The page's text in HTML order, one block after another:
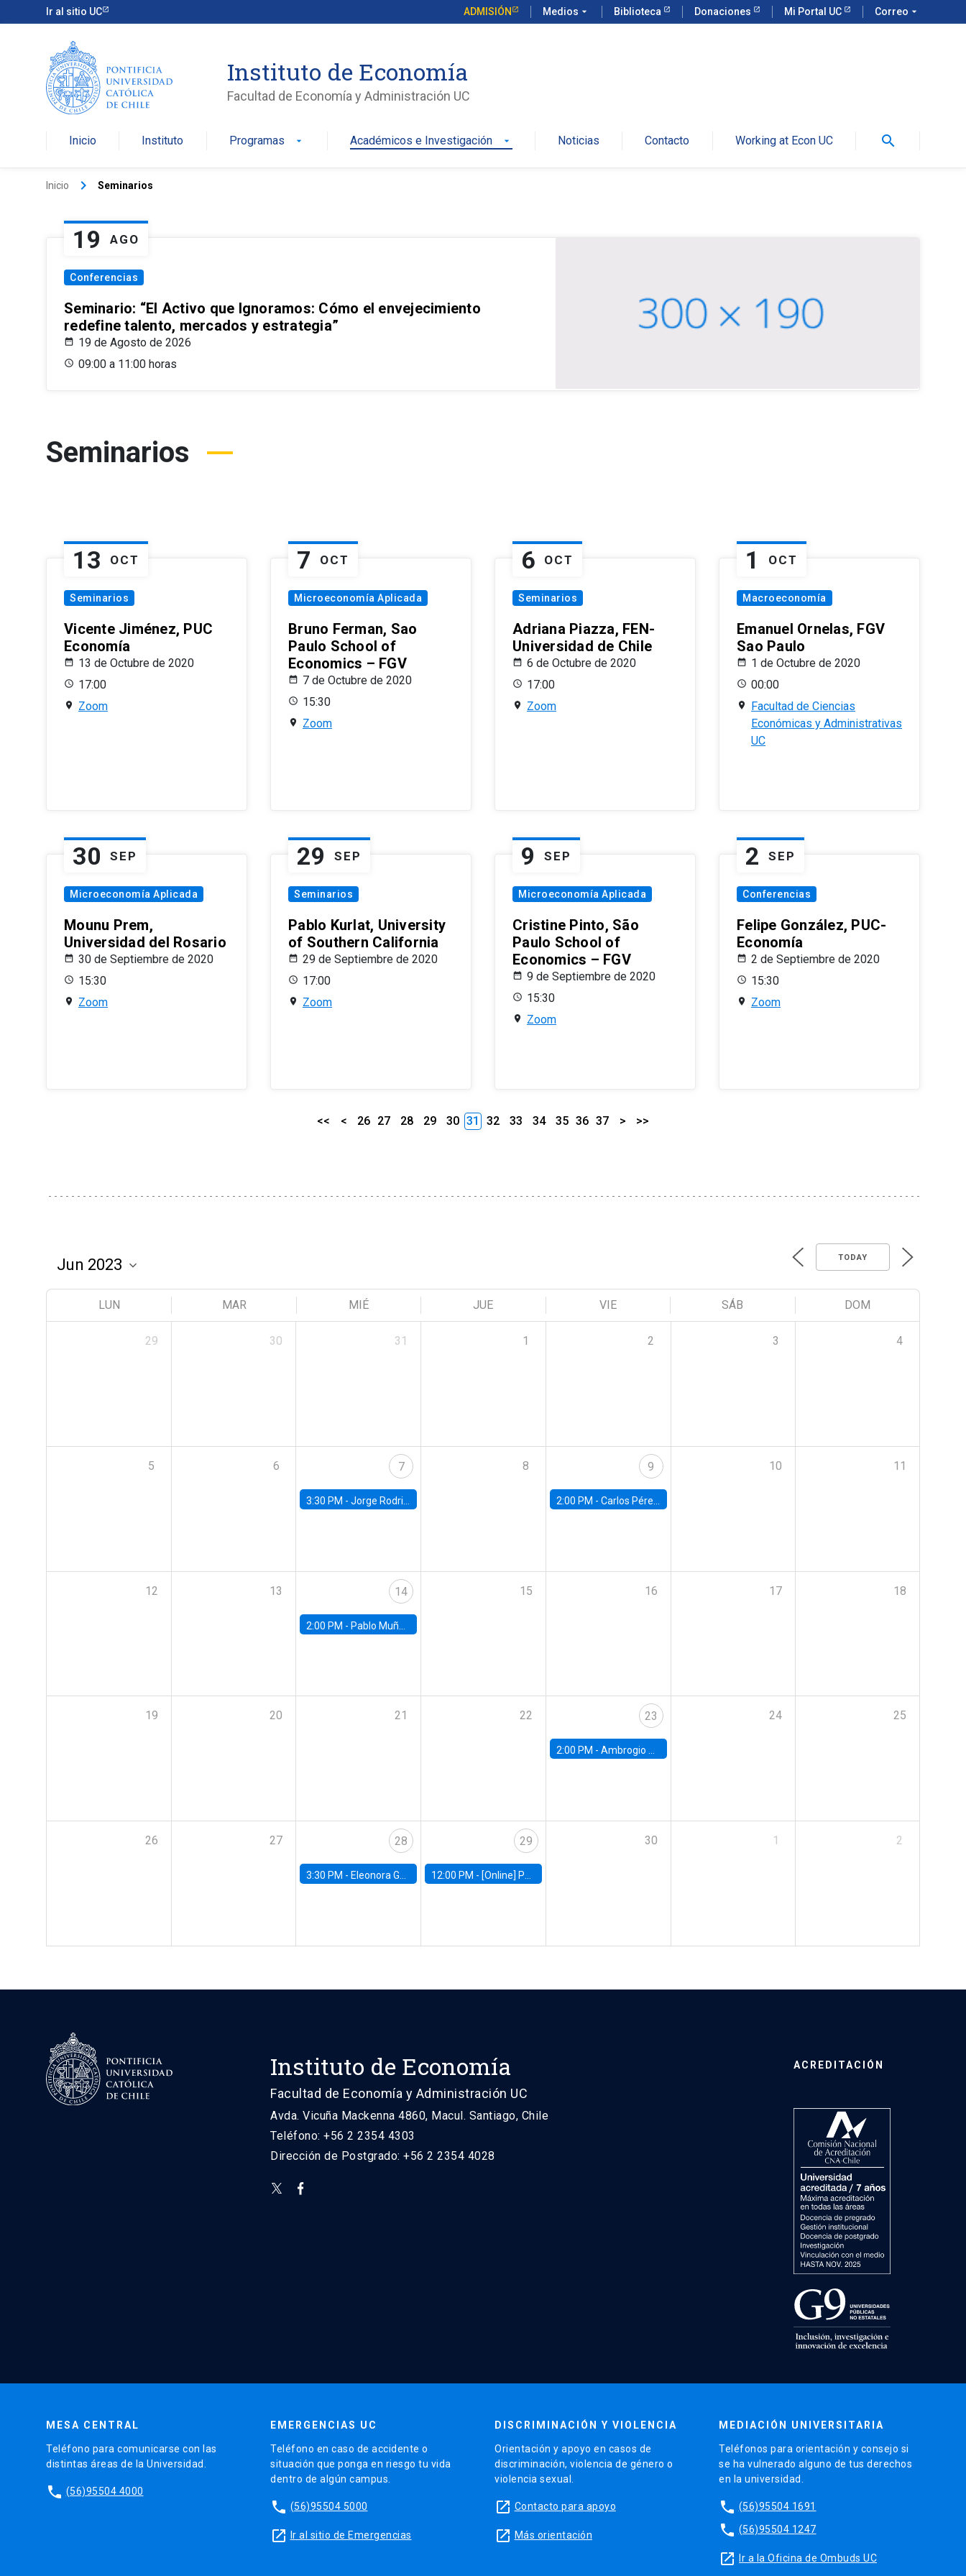
Ir al sitio UC ADMISIÓN Medios arrow_drop_down Biblioteca Donaciones Mi Portal UC Correo arrow_drop_down
Instituto de Economía
Facultad de Economía y Administración UC
Inicio Instituto Programas arrow_drop_down Académicos e Investigación arrow_drop_down Noticias Contacto Working at Econ UC search
Inicio keyboard_arrow_right Seminarios
19 AGO
Conferencias
Seminario: “El Activo que Ignoramos: Cómo el envejecimiento
redefine talento, mercados y estrategia”
19 de Agosto de 2026
09:00 a 11:00 horas
Seminarios
13 OCT
Seminarios
Vicente Jiménez, PUC
Economía
13 de Octubre de 2020
17:00
Zoom
7 OCT
Microeconomía Aplicada
Bruno Ferman, Sao
Paulo School of
Economics – FGV
7 de Octubre de 2020
15:30
Zoom
6 OCT
Seminarios
Adriana Piazza, FEN-
Universidad de Chile
6 de Octubre de 2020
17:00
Zoom
1 OCT
Macroeconomía
Emanuel Ornelas, FGV
Sao Paulo
1 de Octubre de 2020
00:00
Facultad de Ciencias
Económicas y Administrativas
UC
30 SEP
Microeconomía Aplicada
Mounu Prem,
Universidad del Rosario
30 de Septiembre de 2020
15:30
Zoom
29 SEP
Seminarios
Pablo Kurlat, University
of Southern California
29 de Septiembre de 2020
17:00
Zoom
9 SEP
Microeconomía Aplicada
Cristine Pinto, São
Paulo School of
Economics – FGV
9 de Septiembre de 2020
15:30
Zoom
2 SEP
Conferencias
Felipe González, PUC-
Economía
2 de Septiembre de 2020
15:30
Zoom
<< < 26 27 28 29 30 31 32 33 34 35 36 37 > >>
TODAY
LUN MAR MIÉ JUE VIE SÁB DOM
29 30 31 1 2 3 4
5 6 7
3:30 PM -Jorge Rodriguez, Universidad de Los Andes
8 9
2:00 PM - Carlos Pérez, Universidad Finis Terrae
10 11
12 13 14
2:00 PM - Pablo Muñoz, Universidad de Chile
15 16 17 18
19 20 21 22 23
2:00 PM - Ambrogio Cesa-Bianchi, Bank of England
24 25
26 27 28
3:30 PM - Eleonora Guarnieri, Exeter University
29
12:00 PM - [Online] Pablo Slutzky, University of Maryland
30 1 2
Instituto de Economía
Facultad de Economía y Administración UC
Avda. Vicuña Mackenna 4860, Macul. Santiago, Chile
Teléfono: +56 2 2354 4303
Dirección de Postgrado: +56 2 2354 4028
ACREDITACIÓN
MESA CENTRAL
Teléfono para comunicarse con las
distintas áreas de la Universidad.
phone (56)95504 4000
EMERGENCIAS UC
Teléfono en caso de accidente o
situación que ponga en riesgo tu vida
dentro de algún campus.
phone (56)95504 5000
launch Ir al sitio de Emergencias
DISCRIMINACIÓN Y VIOLENCIA
Orientación y apoyo en casos de
discriminación, violencia de género o
violencia sexual.
launch Contacto para apoyo
launch Más orientación
MEDIACIÓN UNIVERSITARIA
Teléfonos para orientación y consejo si
se ha vulnerado alguno de tus derechos
en la universidad.
phone (56)95504 1691
phone (56)95504 1247
launch Ir a la Oficina de Ombuds UC